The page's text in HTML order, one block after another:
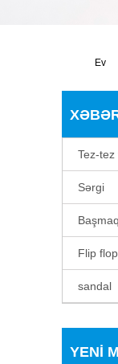
Ev
Tez-
Sərgi
Başmaq
Flip
sandal
YENI